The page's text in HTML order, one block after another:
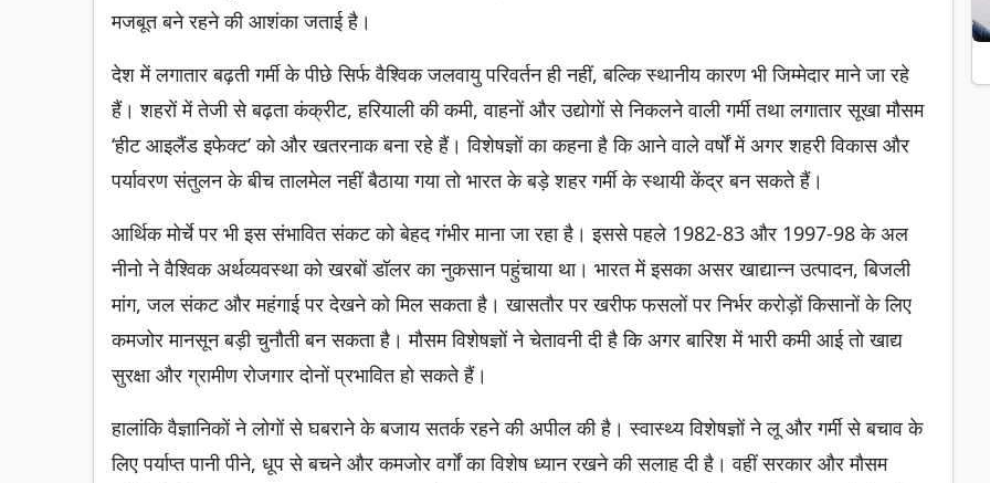
मजबूत बने रहने की आशंका जताई है।
देश में लगातार बढ़ती गर्मी के पीछे सिर्फ वैश्विक जलवायु परिवर्तन ही नहीं, बल्कि स्थानीय कारण भी जिम्मेदार माने जा रहे
हैं। शहरों में तेजी से बढ़ता कंक्रीट, हरियाली की कमी, वाहनों और उद्योगों से निकलने वाली गर्मी तथा लगातार सूखा मौसम
‘हीट आइलैंड इफेक्ट’ को और खतरनाक बना रहे हैं। विशेषज्ञों का कहना है कि आने वाले वर्षों में अगर शहरी विकास और
पर्यावरण संतुलन के बीच तालमेल नहीं बैठाया गया तो भारत के बड़े शहर गर्मी के स्थायी केंद्र बन सकते हैं।
आर्थिक मोर्चे पर भी इस संभावित संकट को बेहद गंभीर माना जा रहा है। इससे पहले 1982-83 और 1997-98 के अल
नीनो ने वैश्विक अर्थव्यवस्था को खरबों डॉलर का नुकसान पहुंचाया था। भारत में इसका असर खाद्यान्न उत्पादन, बिजली
मांग, जल संकट और महंगाई पर देखने को मिल सकता है। खासतौर पर खरीफ फसलों पर निर्भर करोड़ों किसानों के लिए
कमजोर मानसून बड़ी चुनौती बन सकता है। मौसम विशेषज्ञों ने चेतावनी दी है कि अगर बारिश में भारी कमी आई तो खाद्य
सुरक्षा और ग्रामीण रोजगार दोनों प्रभावित हो सकते हैं।
हालांकि वैज्ञानिकों ने लोगों से घबराने के बजाय सतर्क रहने की अपील की है। स्वास्थ्य विशेषज्ञों ने लू और गर्मी से बचाव के
लिए पर्याप्त पानी पीने, धूप से बचने और कमजोर वर्गों का विशेष ध्यान रखने की सलाह दी है। वहीं सरकार और मौसम